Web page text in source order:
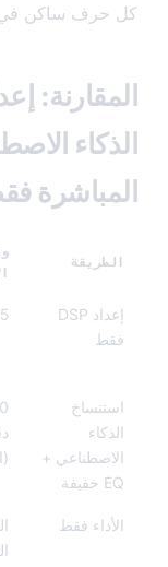
ساكن في
الاصطناعي
فقط
إعداد DSP
5 دقائق
+
(التدريب)
فقط
الممارسة